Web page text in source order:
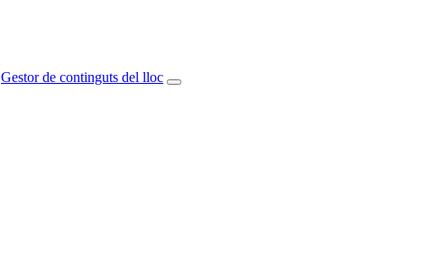
Gestor de continguts del lloc